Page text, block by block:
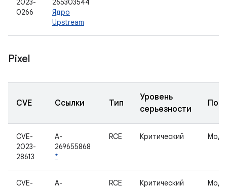
2023-
0266
265303544
Ядро
Upstream
Pixel
CVE Ссылки Тип
Уровень
серьезности
CVE-
2023-
28613
A-
269655868
*
RCE Критический
CVE-
A-
RCE Критический